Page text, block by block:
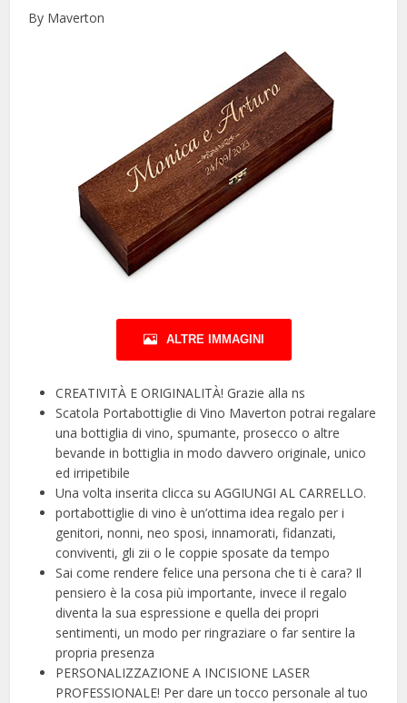
By Maverton
ALTRE IMMAGINI
CREATIVITÀ E ORIGINALITÀ! Grazie alla ns
Scatola Portabottiglie di Vino Maverton potrai regalare
una bottiglia di vino, spumante, prosecco o altre
bevande in bottiglia in modo davvero originale, unico
ed irripetibile
Una volta inserita clicca su AGGIUNGI AL CARRELLO.
portabottiglie di vino è un’ottima idea regalo per i
genitori, nonni, neo sposi, innamorati, fidanzati,
conviventi, gli zii o le coppie sposate da tempo
Sai come rendere felice una persona che ti è cara? Il
pensiero è la cosa più importante, invece il regalo
diventa la sua espressione e quella dei propri
sentimenti, un modo per ringraziare o far sentire la
propria presenza
PERSONALIZZAZIONE A INCISIONE LASER
PROFESSIONALE! Per dare un tocco personale al tuo